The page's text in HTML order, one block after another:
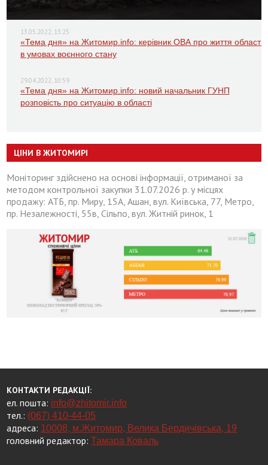
13.05.2022, 13:25
«Тема дня» на Житомир.info: керівник ОВА про життя області
в умовах воєнного стану
29.04.2022, 10:59
«Тема дня» на Житомир.info: новий начальник ГУНП
розповість про ситуацію в області
ЦІНИ В ЖИТОМИРІ
Моніторинг здійснено на основі інформації, отриманої за
методом контрольної закупки 31.07.2026 р. у місцях
продажу: АТБ, пр. Миру, 15А, Ашан, вул. Київська, 77, Метро,
пр. Незалежності, 55в, Сільпо, вул. Житній ринок, 1
КОНТАКТИ РЕДАКЦІЇ:
ел. пошта: info@zhitomir.info
тел.: (067) 410-44-05
адреса: 10008, м.Житомир, Велика Бердичівська, 19
головний редактор:Тамара Коваль